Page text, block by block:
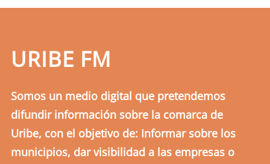
URIBE FM
Somos un medio digital que pretendemos
difundir información sobre la comarca de
Uribe, con el objetivo de: Informar sobre los
municipios, dar visibilidad a las empresas o